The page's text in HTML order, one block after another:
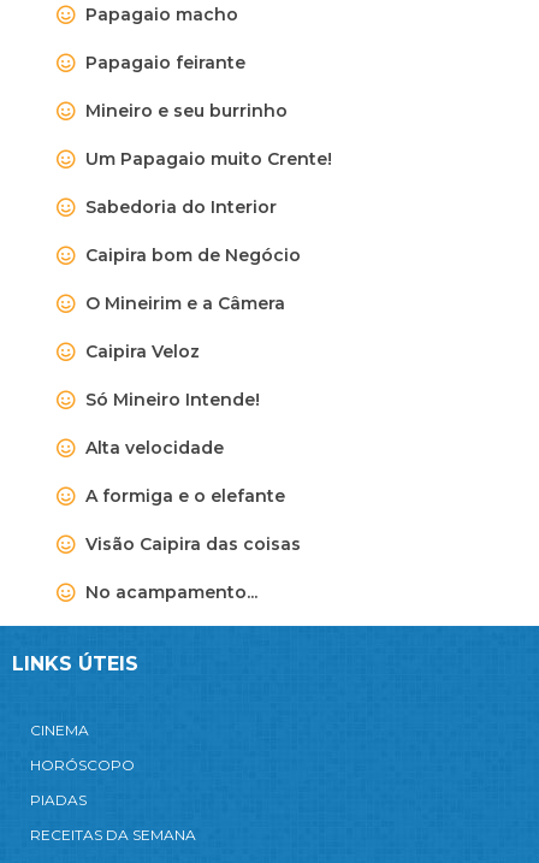
Papagaio macho
Papagaio feirante
Mineiro e seu burrinho
Um Papagaio muito Crente!
Sabedoria do Interior
Caipira bom de Negócio
O Mineirim e a Câmera
Caipira Veloz
Só Mineiro Intende!
Alta velocidade
A formiga e o elefante
Visão Caipira das coisas
No acampamento...
LINKS ÚTEIS
CINEMA
HORÓSCOPO
PIADAS
RECEITAS DA SEMANA